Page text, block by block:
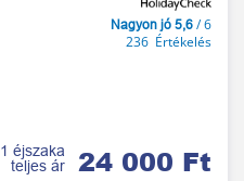
Nagyon jó 5,6 / 6
236 Értékelés
1 éjszaka
teljes ár
24 000 Ft